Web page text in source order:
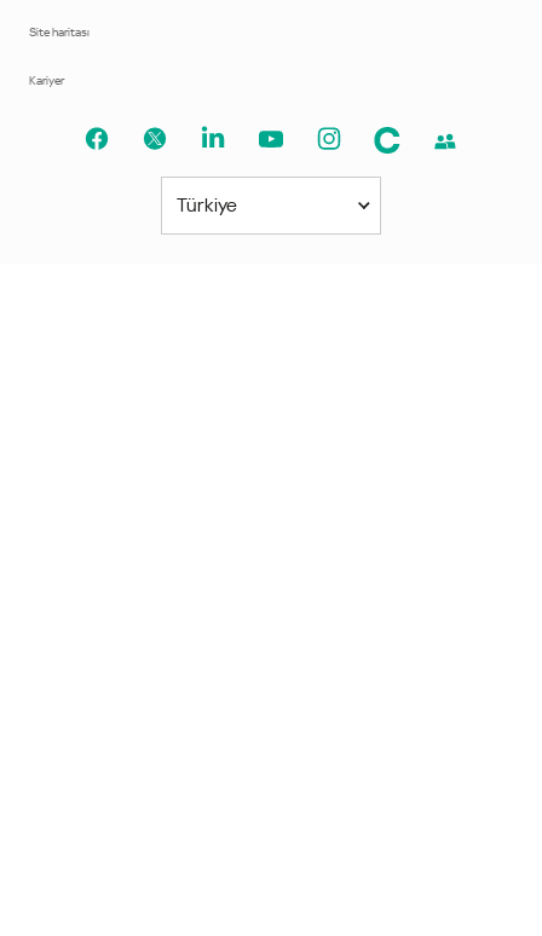
Site haritası
Kariyer
Türkiye